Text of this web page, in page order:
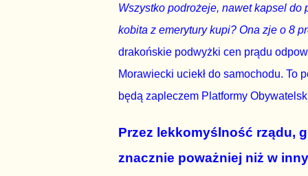
Wszystko podrożeje, nawet kapsel
kobita z emerytury kupi? Ona zje o 8
drakońskie podwyżki cen prądu
Morawiecki uciekł do samochodu.
będą zapleczem Platformy
Przez lekkomyślność rządu,
znacznie poważniej niż w